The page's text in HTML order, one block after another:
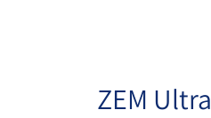
ZEM Ultra